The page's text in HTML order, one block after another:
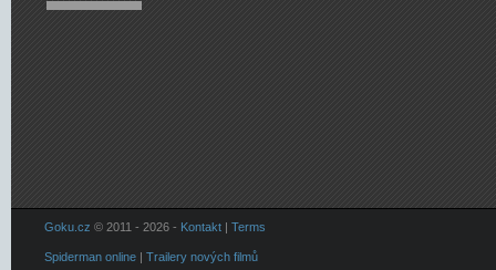
Goku.cz © 2011 - 2026 - Kontakt | Terms
Spiderman online | Trailery nových filmů